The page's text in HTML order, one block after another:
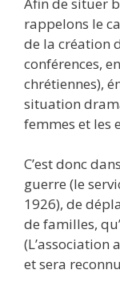
rappelons le
de la création
conférences,
chrétiennes),
situation
femmes et les
C’est donc
guerre (le
1926), de
de familles,
(L’association
et sera